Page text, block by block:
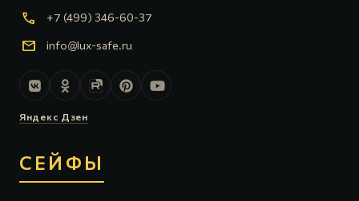
call +7 (499) 346-60-37
mail info@lux-safe.ru
Яндекс Дзен
СЕЙФЫ